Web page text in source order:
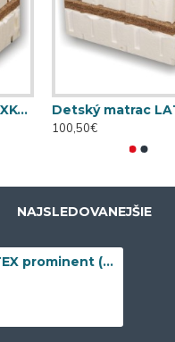
Detský matrac LATEXKO (120 cm x 60 cm)
100,50€
NAJSLEDOVANEJŠIE
Matrac LATEX prominent (190/200 cm x 90 cm)